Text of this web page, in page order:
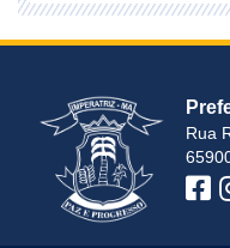
Rua